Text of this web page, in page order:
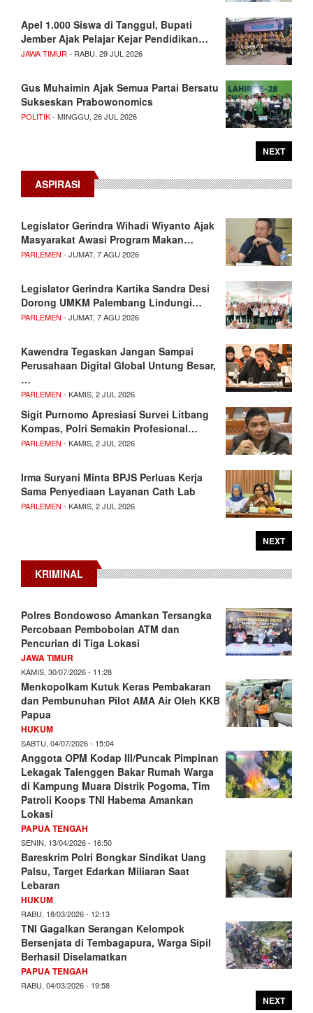
Apel 1.000 Siswa di Tanggul, Bupati
Jember Ajak Pelajar Kejar Pendidikan…
JAWA TIMUR- RABU, 29 JUL 2026
Gus Muhaimin Ajak Semua Partai Bersatu
Sukseskan Prabowonomics
POLITIK- MINGGU, 26 JUL 2026
NEXT
ASPIRASI
Legislator Gerindra Wihadi Wiyanto Ajak
Masyarakat Awasi Program Makan…
PARLEMEN - JUMAT, 7 AGU 2026
Legislator Gerindra Kartika Sandra Desi
Dorong UMKM Palembang Lindungi…
PARLEMEN - JUMAT, 7 AGU 2026
Kawendra Tegaskan Jangan Sampai
Perusahaan Digital Global Untung Besar,
…
PARLEMEN - KAMIS, 2 JUL 2026
Sigit Purnomo Apresiasi Survei Litbang
Kompas, Polri Semakin Profesional…
PARLEMEN - KAMIS, 2 JUL 2026
Irma Suryani Minta BPJS Perluas Kerja
Sama Penyediaan Layanan Cath Lab
PARLEMEN - KAMIS, 2 JUL 2026
NEXT
KRIMINAL
Polres Bondowoso Amankan Tersangka
Percobaan Pembobolan ATM dan
Pencurian di Tiga Lokasi
JAWA TIMUR
KAMIS, 30/07/2026 - 11:28
Menkopolkam Kutuk Keras Pembakaran
dan Pembunuhan Pilot AMA Air Oleh KKB
Papua
HUKUM
SABTU, 04/07/2026 - 15:04
Anggota OPM Kodap III/Puncak Pimpinan
Lekagak Talenggen Bakar Rumah Warga
di Kampung Muara Distrik Pogoma, Tim
Patroli Koops TNI Habema Amankan
Lokasi
PAPUA TENGAH
SENIN, 13/04/2026 - 16:50
Bareskrim Polri Bongkar Sindikat Uang
Palsu, Target Edarkan Miliaran Saat
Lebaran
HUKUM
RABU, 18/03/2026 - 12:13
TNI Gagalkan Serangan Kelompok
Bersenjata di Tembagapura, Warga Sipil
Berhasil Diselamatkan
PAPUA TENGAH
RABU, 04/03/2026 - 19:58
NEXT